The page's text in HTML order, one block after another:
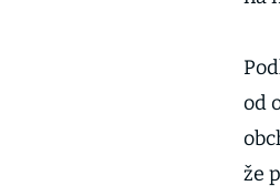
od
že